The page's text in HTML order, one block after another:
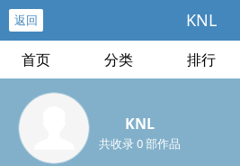
返回 KNL
首页 分类 排行
KNL
共收录 0 部作品